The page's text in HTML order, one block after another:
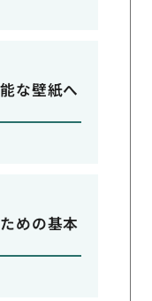
な壁紙へ
めの基本